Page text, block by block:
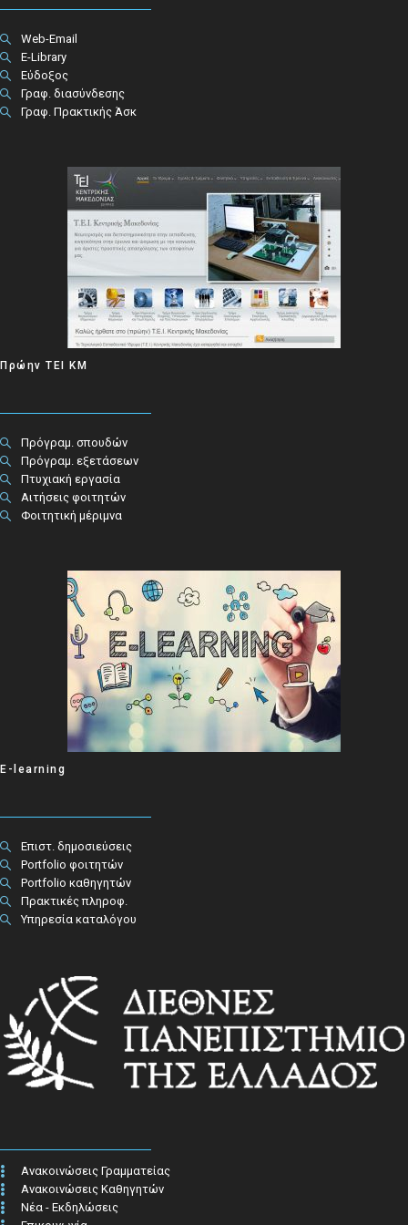
Web-Email
E-Library
Εύδοξος
Γραφ. διασύνδεσης
Γραφ. Πρακτικής Άσκ
Πρώην ΤΕΙ ΚΜ
Πρόγραμ. σπουδών
Πρόγραμ. εξετάσεων
Πτυχιακή εργασία
Αιτήσεις φοιτητών
Φοιτητική μέριμνα
E-learning
Επιστ. δημοσιεύσεις
Portfolio φοιτητών
Portfolio καθηγητών
Πρακτικές πληροφ.​
Υπηρεσία καταλόγου
Ανακοινώσεις Γραμματείας
Ανακοινώσεις Καθηγητών
Νέα - Εκδηλώσεις